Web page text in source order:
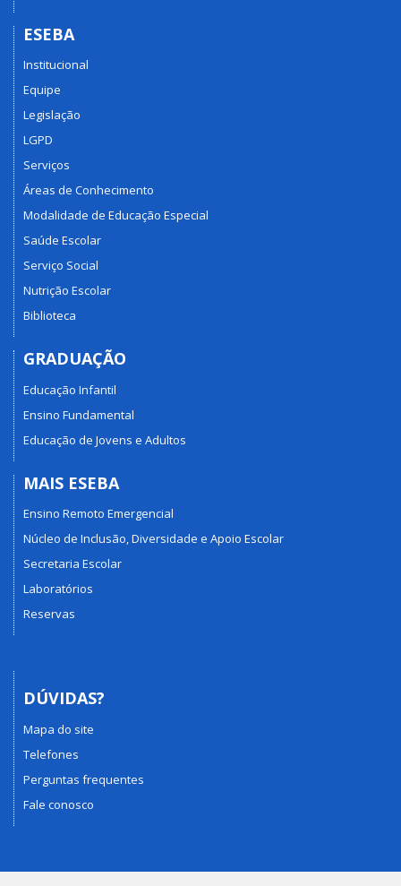
ESEBA
Institucional
Equipe
Legislação
LGPD
Serviços
Áreas de Conhecimento
Modalidade de Educação Especial
Saúde Escolar
Serviço Social
Nutrição Escolar
Biblioteca
GRADUAÇÃO
Educação Infantil
Ensino Fundamental
Educação de Jovens e Adultos
MAIS ESEBA
Ensino Remoto Emergencial
Núcleo de Inclusão, Diversidade e Apoio Escolar
Secretaria Escolar
Laboratórios
Reservas
DÚVIDAS?
Mapa do site
Telefones
Perguntas frequentes
Fale conosco